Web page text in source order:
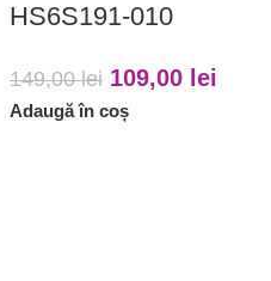
HS6S191-010
149,00lei 109,00 lei
Adaugă în coș